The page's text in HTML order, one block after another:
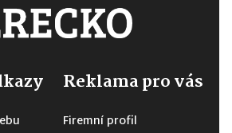
Reklama pro vás
Firemní profil